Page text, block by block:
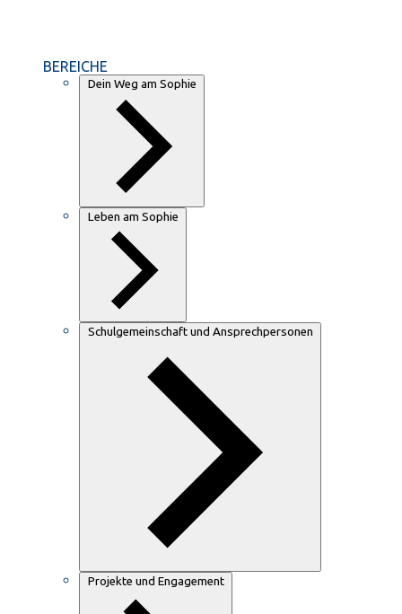
BEREICHE
Dein Weg am Sophie
Leben am Sophie
Schulgemeinschaft und Ansprechpersonen
Projekte und Engagement